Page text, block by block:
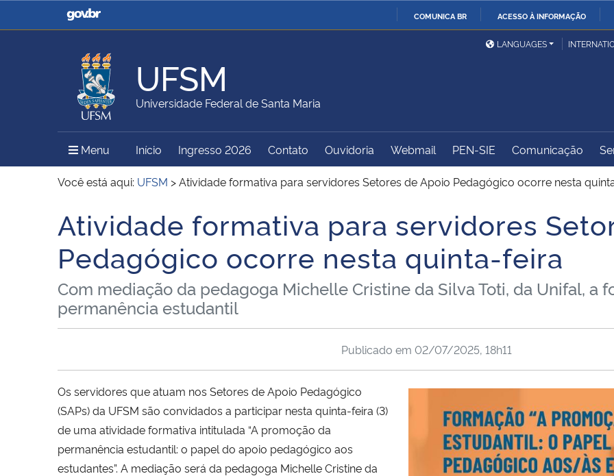
COMUNICA BR ACESSO À INFORMAÇÃO
Casa Civil
Ministério da Justiça e
Ministério da Defesa
Ministério das Relações
Exteriores
Ministério da Agricultura,
Pecuária e Abastecimento
Ministério da Educação
Ministério do Meio Ambiente Ministério do Turismo
Ministério do
Desenvolvimento Regional
Controladoria-Geral da
União
Secretaria de Governo
Gabinete de Segurança
Institucional
Advocacia-Geral da União Banco Central do Brasil
LANGUAGES
UFSM
Universidade Federal de Santa Maria
Menu Menu Principal do Sítio
Início Ingresso 2026 Contato Ouvidoria Webmail PEN-SIE Comunicação
Você está aqui: UFSM >Atividade formativa para servidores Setores de Apoio Pedagógico ocorre nesta
Início do conteúdo
Atividade formativa para servidores
Pedagógico ocorre nesta quinta-feira
Com mediação da pedagoga Michelle Cristine da Silva Toti, da Unifal, a
permanência estudantil
Publicado em 02/07/2025, 18h11
Os servidores que atuam nos Setores de Apoio Pedagógico
(SAPs) da UFSM são convidados a participar nesta quinta-feira (3)
de uma atividade formativa intitulada “A promoção da
permanência estudantil: o papel do apoio pedagógico aos
estudantes”. A mediação será da pedagoga Michelle Cristine da